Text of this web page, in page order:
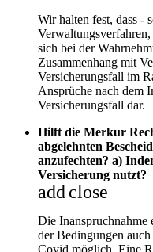
Wir halten fest, dass -
sich bei der
Zusammenhang mit
Versicherungsfall im
Ansprüche nach dem
Versicherungsfall dar.
Hilft die Merkur
abgelehnten
anzufechten? a)
Versicherung nutzt?
add close
Die Inanspruchnahme
der Bedingungen
Covid möglich. Eine